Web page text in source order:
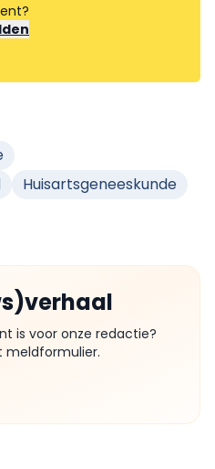
Huisartsgeneeskunde
is voor onze redactie?
meldformulier.